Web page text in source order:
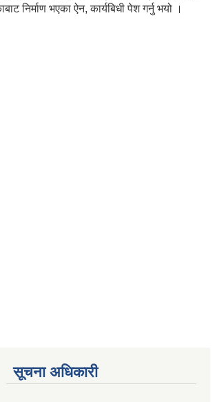
निर्माण भएका ऐन, कार्यबिधी पेश गर्नु भयो ।
सूचना अधिकारी